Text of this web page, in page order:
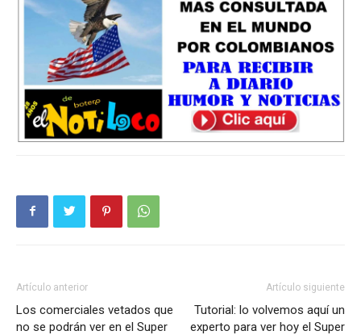
Artículo anterior
Los comerciales vetados que
no se podrán ver en el Super
Artículo siguiente
Tutorial: lo volvemos aquí un
experto para ver hoy el Super